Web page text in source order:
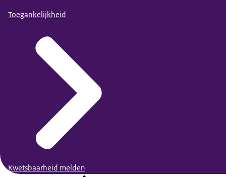
Toegankelijkheid
Kwetsbaarheid melden